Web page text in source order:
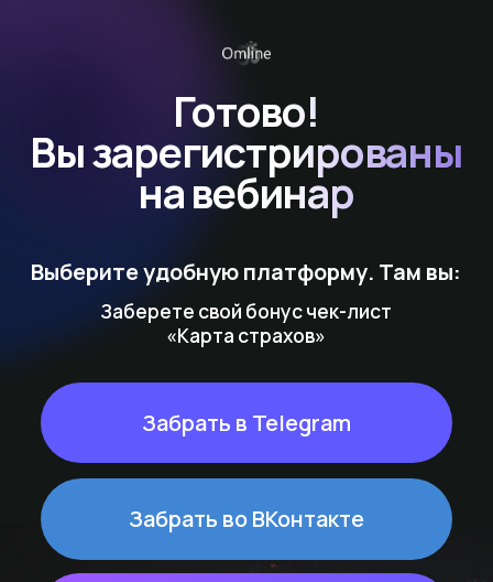
«Карта страхов»
Выберите удобную платформу. Там вы:
Готово!
Вы зарегистрированы
на вебинар
Забрать во ВКонтакте
Забрать в Telegram